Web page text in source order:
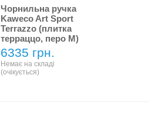
Чорнильна ручка
Kaweco Art Sport
Terrazzo (плитка
терраццо, перо M)
6335 грн.
Немає на складі
(очікується)